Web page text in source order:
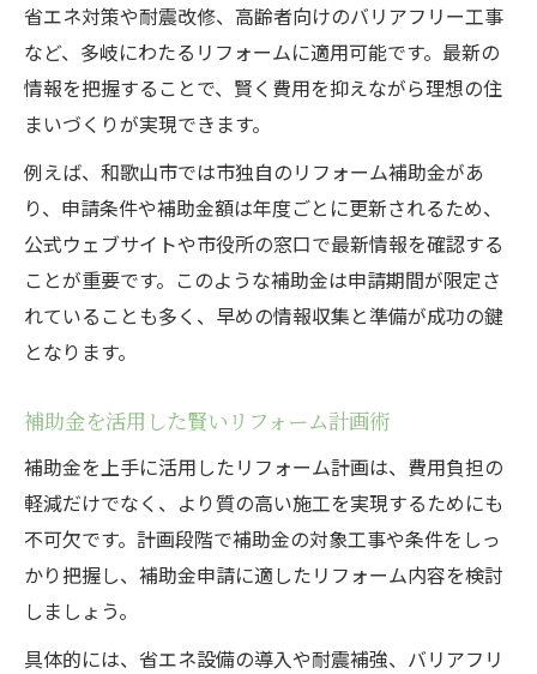
省エネ対策や耐震改修、高齢者向けのバリアフリー工事
など、多岐にわたるリフォームに適用可能です。最新の
情報を把握することで、賢く費用を抑えながら理想の住
まいづくりが実現できます。
例えば、和歌山市では市独自のリフォーム補助金があ
り、申請条件や補助金額は年度ごとに更新されるため、
公式ウェブサイトや市役所の窓口で最新情報を確認する
ことが重要です。このような補助金は申請期間が限定さ
れていることも多く、早めの情報収集と準備が成功の鍵
となります。
補助金を活用した賢いリフォーム計画術
補助金を上手に活用したリフォーム計画は、費用負担の
軽減だけでなく、より質の高い施工を実現するためにも
不可欠です。計画段階で補助金の対象工事や条件をしっ
かり把握し、補助金申請に適したリフォーム内容を検討
しましょう。
具体的には、省エネ設備の導入や耐震補強、バリアフリ